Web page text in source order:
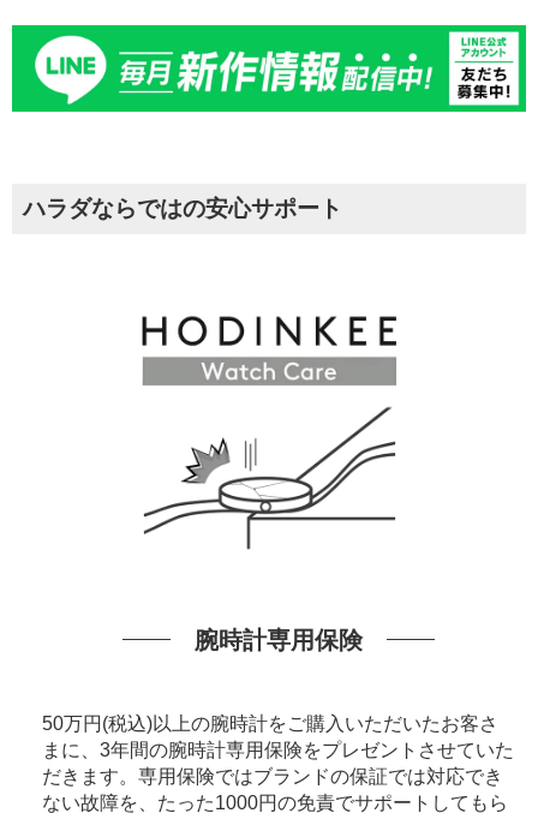
ハラダならではの安心サポート
腕時計専用保険
50万円(税込)以上の腕時計をご購入いただいたお客さ
まに、3年間の腕時計専用保険をプレゼントさせていた
だきます。専用保険ではブランドの保証では対応でき
ない故障を、たった1000円の免責でサポートしてもら